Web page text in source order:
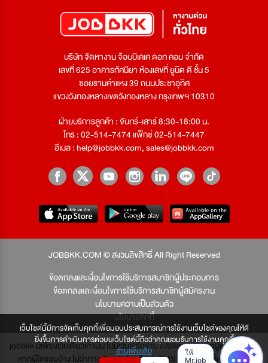
เว็บไซต์นี้มีการจัดเก็บคุกกี้เพื่อมอบประสบการณ์การใช้งานเว็บไซต์ของคุณให้ดี
ยิ่งขึ้นการดำเนินการต่อบนเว็บไซต์นี้ถือว่าคุณยอมรับการใช้งานคุกกี้
อ่านเพิ่มเติม
บริษัท จัดหางาน จ๊อบบีเคเค ดอท คอม จำกัด
เลขที่ 625 อาคารทัศนียา ห้องเลขที่ ยูนิต ดี ชั้น 5
ซอยรามคำแหง 39 ถนนประชาอุทิศ
แขวงวังทองหลางเขตวังทองหลาง กรุงเทพฯ 10310
ฝ่ายบริการลูกค้า : จันทร์-เสาร์ 8:30-18:00 น.
โทร : 02-514-7474 แฟ็กซ์ 02-514-7447
อีเมล :help@jobbkk.com,sales@jobbkk.com
JOBBKK.COM © สงวนลิขสิทธิ์ All Right Reserved
ข้อตกลงและเงื่อนไขการใช้บริการสมาชิกผู้ประกอบการ
ข้อตกลงและเงื่อนไขการใช้บริการสมาชิกผู้สมัครงาน
นโยบายความเป็นส่วนตัว
นโยบายคุกกี้
jobbkk มีเพียงเว็บเดียวเท่านั้น ไม่มีเว็บเครือข่าย โปรดอย่าหลงเชื่อผู้แอบอ้าง และ
หากผู้ใดแอบอ้าง ไม่ว่าทาง Email, โทรศัพท์, SMS หรือทางใดก็ตาม จะถูก